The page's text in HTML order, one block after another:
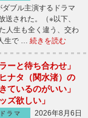
ブル主演するドラマ
送された。（※以下、
人生も全く違う、交わ
生で … 続きを読む
ーと待ち合わせ」
ナタ（関水渚）の
ているのがいい」
ズ欲しい」
ドラマ
2026年8月6日